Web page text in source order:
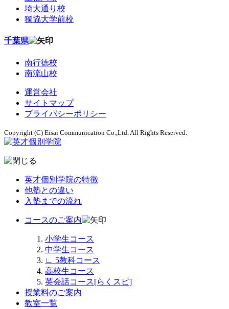
埼大通り校
獨協大学前校
千葉県
南行徳校
南流山校
運営会社
サイトマップ
プライバシーポリシー
Copyright (C) Eisai Communication Co.,Ltd. All Rights Reserved.
英才個別学院の特徴
他塾との違い
入塾までの流れ
コースのご案内
小学生コース
中学生コース
∟ 5教科コース
高校生コース
英会話コース[らくスピ]
授業料のご案内
教室一覧